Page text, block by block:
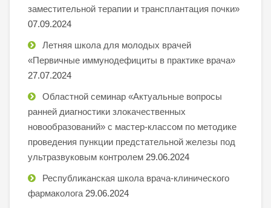
заместительной терапии и трансплантация почки»
07.09.2024
Летняя школа для молодых врачей
«Первичные иммунодефициты в практике врача»
27.07.2024
Областной семинар «Актуальные вопросы
ранней диагностики злокачественных
новообразований» с мастер-классом по методике
проведения пункции предстательной железы под
ультразвуковым контролем 29.06.2024
Республиканская школа врача-клинического
фармаколога 29.06.2024